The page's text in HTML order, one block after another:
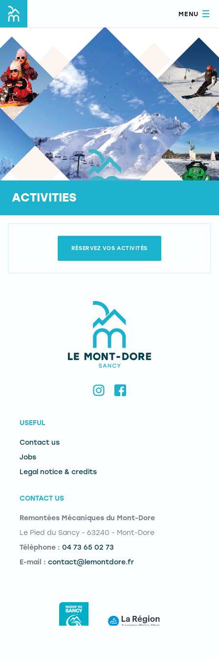
MENU
ACTIVITIES
RÉSERVEZ VOS ACTIVITÉS
USEFUL
Contact us
Jobs
Legal notice & credits
CONTACT US
Remontées Mécaniques du Mont-Dore
Le Pied du Sancy - 63240 - Mont-Dore
Téléphone : 04 73 65 02 73
E-mail : contact@lemontdore.fr